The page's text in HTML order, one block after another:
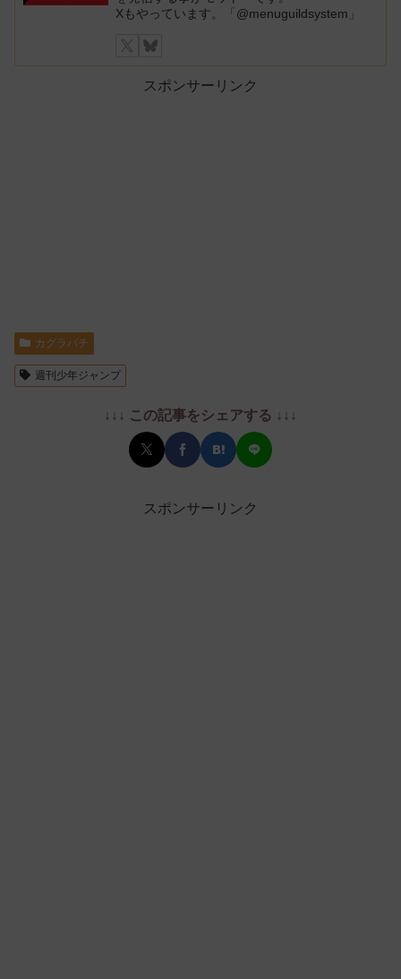
Xもやっています。「@menuguildsystem」
スポンサーリンク
カグラバチ
週刊少年ジャンプ
↓↓↓ この記事をシェアする ↓↓↓
スポンサーリンク